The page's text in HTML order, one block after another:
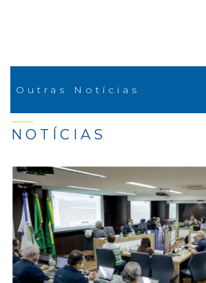
Outras Notícias
NOTÍCIAS